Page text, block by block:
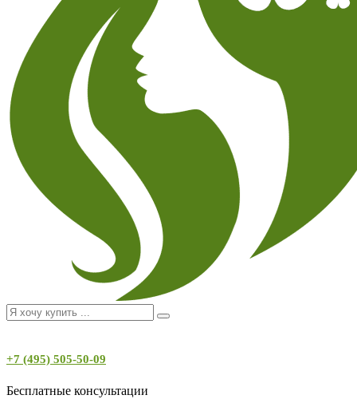
+7 (495) 505-50-09
Бесплатные консультации